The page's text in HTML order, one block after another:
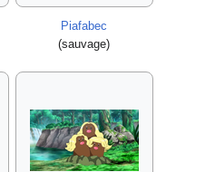
Piafabec
(sauvage)